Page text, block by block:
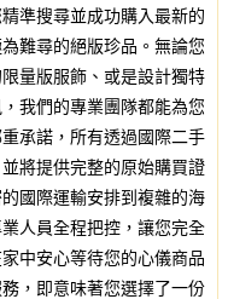
準搜尋並成功購入最新的
難尋的絕版珍品。無論您
量版服飾、或是設計獨特
我們的專業團隊都能為您
承諾，所有透過國際二手
將提供完整的原始購買證
國際運輸安排到複雜的海
人員全程把控，讓您完全
中安心等待您的心儀商品
，即意味著您選擇了一份